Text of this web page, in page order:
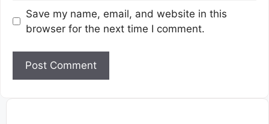
Save my name, email, and website in this
browser for the next time I comment.